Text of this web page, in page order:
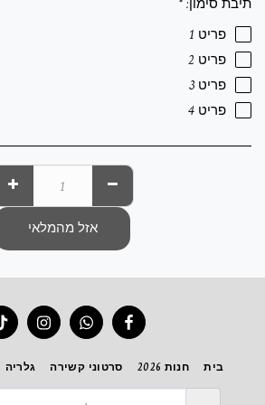
פריט 1
פריט 2
פריט 3
פריט 4
אזל מהמלאי
בית חנות 2026 סרטוני קשירה גלריה